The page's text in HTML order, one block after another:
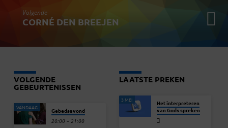
Volgende
CORNÉ DEN BREEJEN
VOLGENDE
GEBEURTENISSEN
VANDAAG Gebedsavond
20:00 – 21:00
LAATSTE PREKEN
3 MEI
Het interpreteren
van Gods spreken